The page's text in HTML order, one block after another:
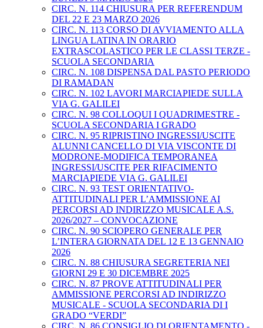
CIRC. N. 114 CHIUSURA PER REFERENDUM
DEL 22 E 23 MARZO 2026
CIRC. N. 113 CORSO DI AVVIAMENTO ALLA
LINGUA LATINA IN ORARIO
EXTRASCOLASTICO PER LE CLASSI TERZE -
SCUOLA SECONDARIA
CIRC. N. 108 DISPENSA DAL PASTO PERIODO
DI RAMADAN
CIRC. N. 102 LAVORI MARCIAPIEDE SULLA
VIA G. GALILEI
CIRC. N. 98 COLLOQUI I QUADRIMESTRE -
SCUOLA SECONDARIA I GRADO
CIRC. N. 95 RIPRISTINO INGRESSI/USCITE
ALUNNI CANCELLO DI VIA VISCONTE DI
MODRONE-MODIFICA TEMPORANEA
INGRESSI/USCITE PER RIFACIMENTO
MARCIAPIEDE VIA G. GALILEI
CIRC. N. 93 TEST ORIENTATIVO-
ATTITUDINALI PER L’AMMISSIONE AI
PERCORSI AD INDIRIZZO MUSICALE A.S.
2026/2027 – CONVOCAZIONE
CIRC. N. 90 SCIOPERO GENERALE PER
L’INTERA GIORNATA DEL 12 E 13 GENNAIO
2026
CIRC. N. 88 CHIUSURA SEGRETERIA NEI
GIORNI 29 E 30 DICEMBRE 2025
CIRC. N. 87 PROVE ATTITUDINALI PER
AMMISSIONE PERCORSI AD INDIRIZZO
MUSICALE - SCUOLA SECONDARIA DI I
GRADO “VERDI”